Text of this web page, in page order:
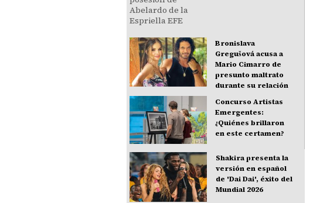
Bronislava
Gregušová acusa a
Mario Cimarro de
presunto maltrato
durante su relación
Concurso Artistas
Emergentes:
¿Quiénes brillaron
en este certamen?
Shakira presenta la
versión en español
de 'Dai Dai', éxito del
Mundial 2026